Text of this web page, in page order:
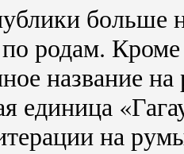
больше
по родам.
название
единица
на